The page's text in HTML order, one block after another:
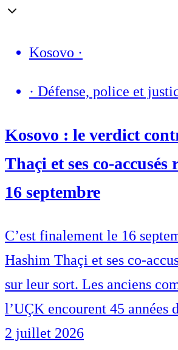
Kosovo ·
· Défense, police et
Kosovo : le verdict
Thaçi et ses co-accusés
16 septembre
C’est finalement le 16
Hashim Thaçi et ses co-
sur leur sort. Les anciens
l’UÇK encourent 45 années
2 juillet 2026